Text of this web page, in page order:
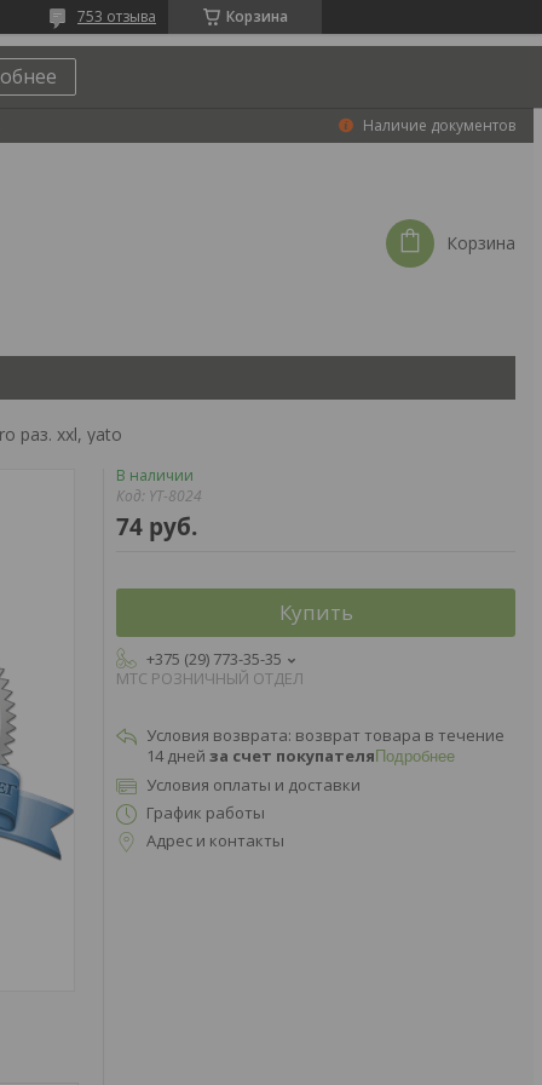
Корзина
753 отзыва
Наличие документов
Корзина
раз. xxl, yato
В наличии
Код: YT-8024
74 руб.
Купить
+375 (29) 773-35-35
МТС РОЗНИЧНЫЙ ОТДЕЛ
возврат товара в течение
14 дней за счет покупателя Подробнее
Условия оплаты и доставки
График работы
Адрес и контакты